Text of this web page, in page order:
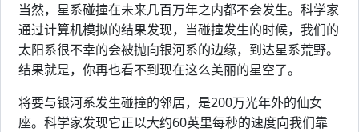
当然，星系碰撞在未来几百万年之内都不会发生。科学家
通过计算机模拟的结果发现，当碰撞发生的时候，我们的
太阳系很不幸的会被抛向银河系的边缘，到达星系荒野。
结果就是，你再也看不到现在这么美丽的星空了。
将要与银河系发生碰撞的邻居，是200万光年外的仙女
座。科学家发现它正以大约60英里每秒的速度向我们靠